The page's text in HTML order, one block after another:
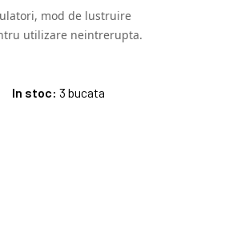
mod de lustruire
utilizare neintrerupta.
In stoc: 3 bucata